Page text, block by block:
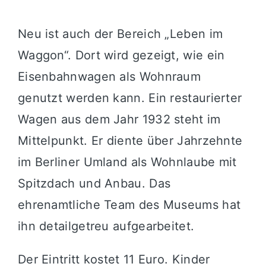
Neu ist auch der Bereich „Leben im
Waggon“. Dort wird gezeigt, wie ein
Eisenbahnwagen als Wohnraum
genutzt werden kann. Ein restaurierter
Wagen aus dem Jahr 1932 steht im
Mittelpunkt. Er diente über Jahrzehnte
im Berliner Umland als Wohnlaube mit
Spitzdach und Anbau. Das
ehrenamtliche Team des Museums hat
ihn detailgetreu aufgearbeitet.
Der Eintritt kostet 11 Euro. Kinder